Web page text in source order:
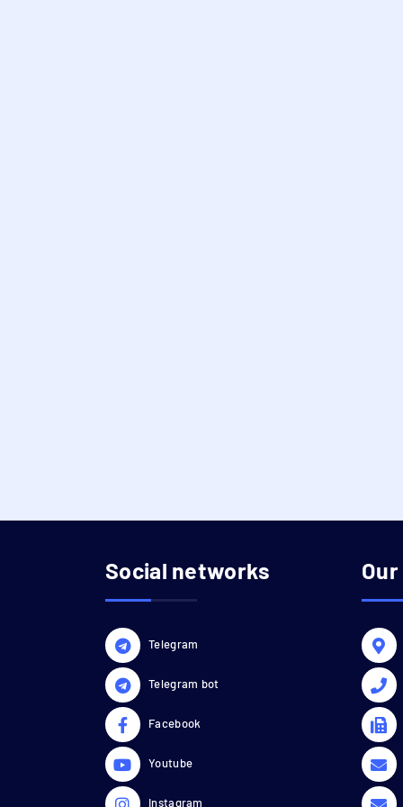
Social networks
Telegram
Telegram bot
Facebook
Youtube
Instagram